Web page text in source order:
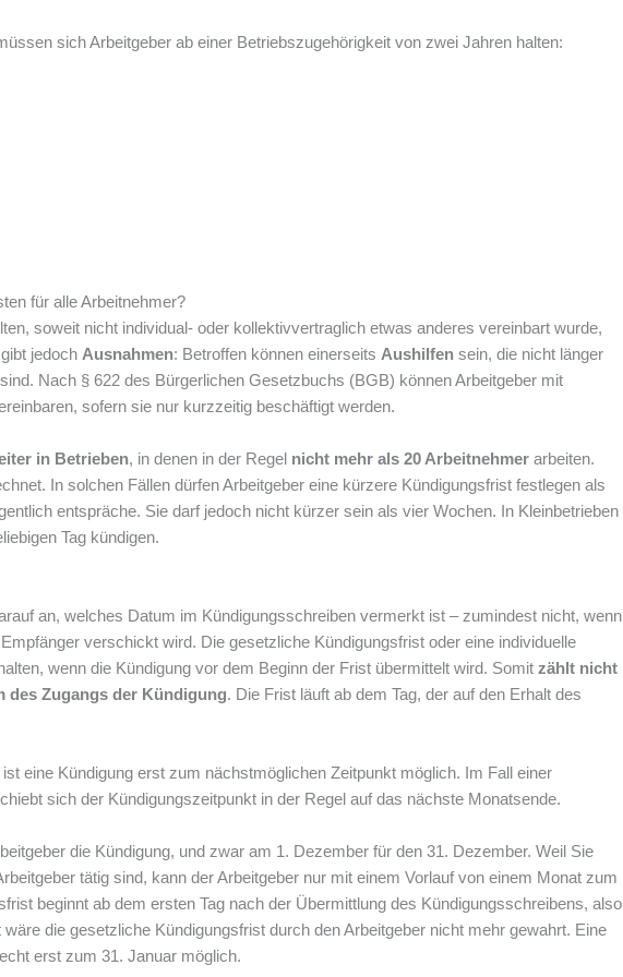
sich Arbeitgeber ab einer Betriebszugehörigkeit von zwei Jahren halten:
für alle Arbeitnehmer?
soweit nicht individual- oder kollektivvertraglich etwas anderes vereinbart wurde,
jedoch Ausnahmen: Betroffen können einerseits Aushilfen sein, die nicht länger
Nach § 622 des Bürgerlichen Gesetzbuchs (BGB) können Arbeitgeber mit
sofern sie nur kurzzeitig beschäftigt werden.
in Betrieben, in denen in der Regel nicht mehr als 20 Arbeitnehmer arbeiten.
In solchen Fällen dürfen Arbeitgeber eine kürzere Kündigungsfrist festlegen als
entspräche. Sie darf jedoch nicht kürzer sein als vier Wochen. In Kleinbetrieben
Tag kündigen.
an, welches Datum im Kündigungsschreiben vermerkt ist – zumindest nicht, wenn
verschickt wird. Die gesetzliche Kündigungsfrist oder eine individuelle
wenn die Kündigung vor dem Beginn der Frist übermittelt wird. Somit zählt nicht
des Zugangs der Kündigung. Die Frist läuft ab dem Tag, der auf den Erhalt des
eine Kündigung erst zum nächstmöglichen Zeitpunkt möglich. Im Fall einer
sich der Kündigungszeitpunkt in der Regel auf das nächste Monatsende.
die Kündigung, und zwar am 1. Dezember für den 31. Dezember. Weil Sie
tätig sind, kann der Arbeitgeber nur mit einem Vorlauf von einem Monat zum
beginnt ab dem ersten Tag nach der Übermittlung des Kündigungsschreibens, also
die gesetzliche Kündigungsfrist durch den Arbeitgeber nicht mehr gewahrt. Eine
erst zum 31. Januar möglich.